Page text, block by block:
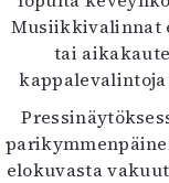
Musiikkivalinnat
tai
elokuvasta